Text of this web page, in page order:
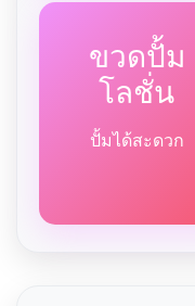
ขวดปั้ม
โลชั่น
ปั้มได้สะดวก